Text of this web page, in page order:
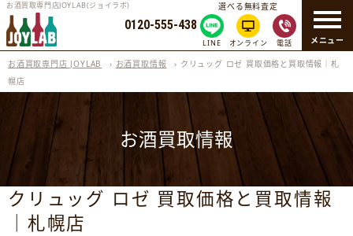
メニュー
お酒買取専門店JOYLAB(ジョイラボ)
0120-555-438
選べる無料査定
LINE オンライン 電話
お酒買取専門店 JOYLAB › お酒買取情報 › クリュッグ ロゼ 買取価格と買取情報｜札
幌店
お酒買取情報
クリュッグ ロゼ 買取価格と買取情報
｜札幌店